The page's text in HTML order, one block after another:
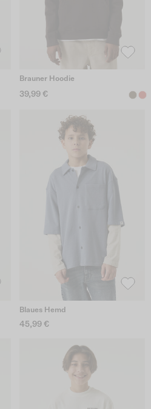
Brauner Hoodie
39,99 €
Blaues Hemd
45,99 €